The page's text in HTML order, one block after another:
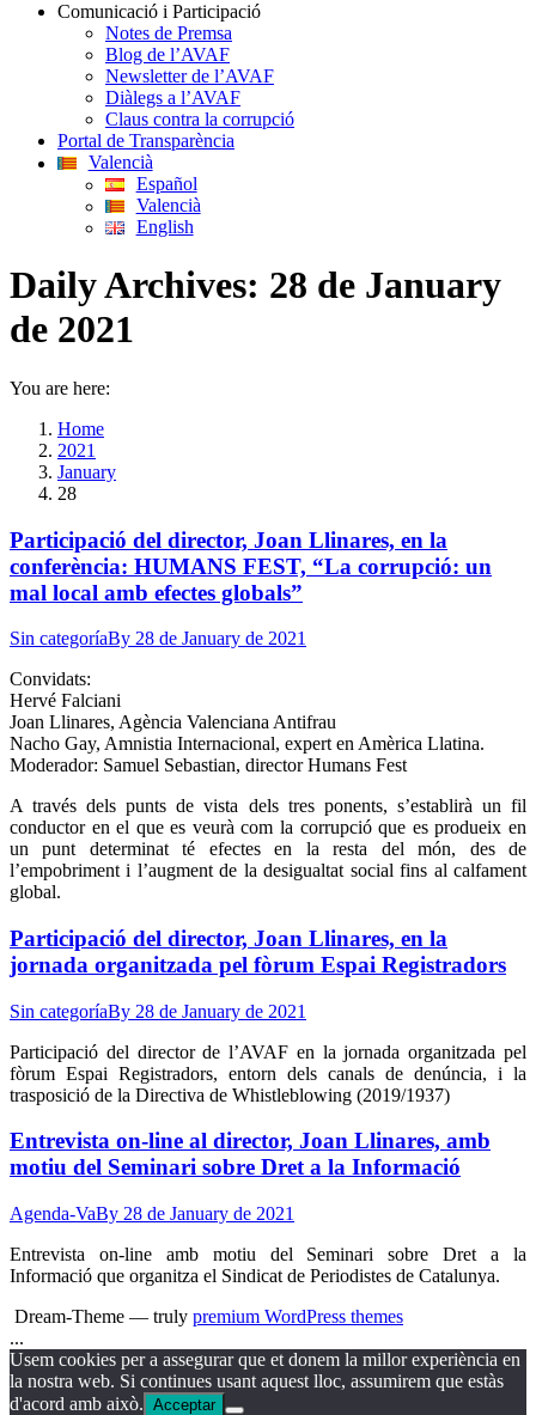
Comunicació i Participació
Notes de Premsa
Blog de l’AVAF
Newsletter de l’AVAF
Diàlegs a l’AVAF
Claus contra la corrupció
Portal de Transparència
Valencià
Español
Valencià
English
Daily Archives: 28 de January
de 2021
You are here:
Home
2021
January
28
Participació del director, Joan Llinares, en la
conferència: HUMANS FEST, “La corrupció: un
mal local amb efectes globals”
Sin categoríaBy 28 de January de 2021
Convidats:
Hervé Falciani
Joan Llinares, Agència Valenciana Antifrau
Nacho Gay, Amnistia Internacional, expert en Amèrica Llatina.
Moderador: Samuel Sebastian, director Humans Fest
A través dels punts de vista dels tres ponents, s’establirà un fil
conductor en el que es veurà com la corrupció que es produeix en
un punt determinat té efectes en la resta del món, des de
l’empobriment i l’augment de la desigualtat social fins al calfament
global.
Participació del director, Joan Llinares, en la
jornada organitzada pel fòrum Espai Registradors
Sin categoríaBy 28 de January de 2021
Participació del director de l’AVAF en la jornada organitzada pel
fòrum Espai Registradors, entorn dels canals de denúncia, i la
trasposició de la Directiva de Whistleblowing (2019/1937)
Entrevista on-line al director, Joan Llinares, amb
motiu del Seminari sobre Dret a la Informació
Agenda-VaBy 28 de January de 2021
Entrevista on-line amb motiu del Seminari sobre Dret a la
Informació que organitza el Sindicat de Periodistes de Catalunya.
Dream-Theme — truly premium WordPress themes
...
Go
to
Top
Usem cookies per a assegurar que et donem la millor experiència en
la nostra web. Si continues usant aquest lloc, assumirem que estàs
d'acord amb això. Acceptar